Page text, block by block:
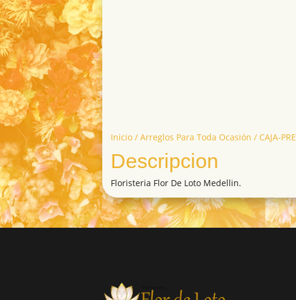
Inicio / Arreglos Para Toda Ocasión / CAJA-PRE
Descripcion
Floristeria Flor De Loto Medellin.